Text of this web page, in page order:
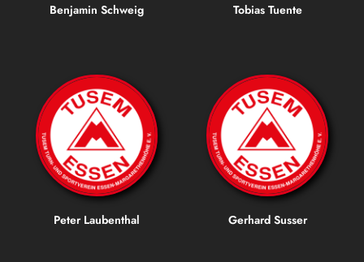
Benjamin Schweig Tobias Tuente
Peter Laubenthal Gerhard Susser